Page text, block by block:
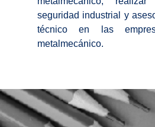
seguridad industrial y
técnico en las
metalmecánico.